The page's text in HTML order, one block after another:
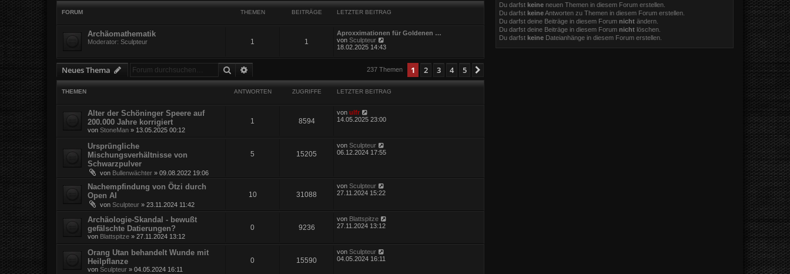
FORUM THEMEN BEITRÄGE LETZTER BEITRAG
Archäomathematik
Moderator: Sculpteur 1 1
Aproxximationen für Goldenen …
vonSculpteur
e
s
e
r
e
t
g
18.02.2025 14:43
Neues Thema Suche 237 Themen 1 2 3 4 5
THEMEN ANTWORTEN ZUGRIFFE LETZTER BEITRAG
Alter der Schöninger Speere auf
200.000 Jahre korrigiert
von StoneMan » 13.05.2025 00:12
1 8594
vonulfr
14.05.2025 23:00
Ursprüngliche
Mischungsverhältnisse von
Schwarzpulver
von Bullenwächter » 09.08.2022 19:06
5 15205
vonSculpteur
06.12.2024 17:55
Nachempfindung von Ötzi durch
Open AI
von Sculpteur » 23.11.2024 11:42
10 31088
vonSculpteur
27.11.2024 15:22
Archäologie-Skandal - bewußt
gefälschte Datierungen?
von Blattspitze » 27.11.2024 13:12
0 9236
von Blattspitze
27.11.2024 13:12
Orang Utan behandelt Wunde mit
Heilpflanze
von Sculpteur » 04.05.2024 16:11
0 15590
vonSculpteur
04.05.2024 16:11
Du darfst keineneuen Themen in diesem Forum erstellen.
Du darfst keineAntworten zu Themen in diesem Forum erstellen.
Du darfst deine Beiträge in diesem Forum nichtändern.
Du darfst deine Beiträge in diesem Forum nichtlöschen.
Du darfst keineDateianhänge in diesem Forum erstellen.